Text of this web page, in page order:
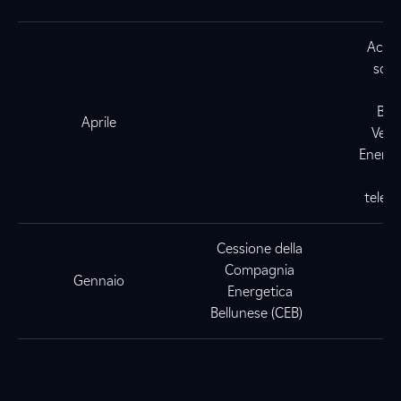
Aprile
Gennaio
Cessione della
Compagnia
Energetica
Bellunese (CEB)